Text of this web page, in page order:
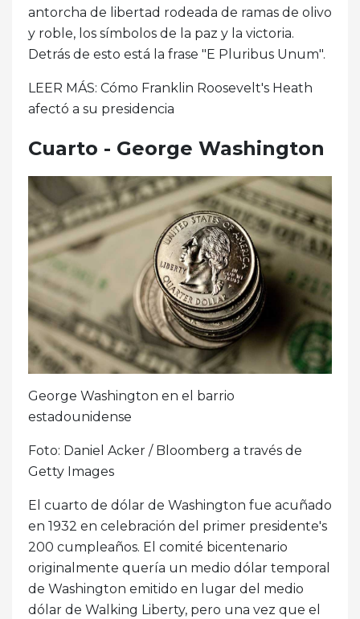
antorcha de libertad rodeada de ramas de olivo
y roble, los símbolos de la paz y la victoria.
Detrás de esto está la frase "E Pluribus Unum".
LEER MÁS: Cómo Franklin Roosevelt's Heath
afectó a su presidencia
Cuarto - George Washington
George Washington en el barrio
estadounidense
Foto: Daniel Acker / Bloomberg a través de
Getty Images
El cuarto de dólar de Washington fue acuñado
en 1932 en celebración del primer presidente's
200 cumpleaños. El comité bicentenario
originalmente quería un medio dólar temporal
de Washington emitido en lugar del medio
dólar de Walking Liberty, pero una vez que el